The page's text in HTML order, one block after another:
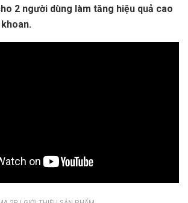
2 người dùng làm tăng hiệu quả cao